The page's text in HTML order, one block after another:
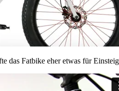
das Fatbike eher etwas für